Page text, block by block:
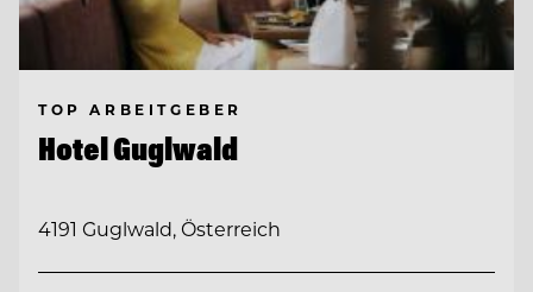
TOP ARBEITGEBER
Hotel Guglwald
4191 Guglwald, Österreich